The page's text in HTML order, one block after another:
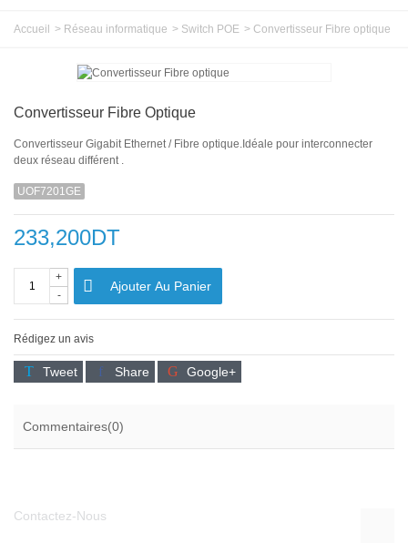
Accueil > Réseau informatique > Switch POE > Convertisseur Fibre optique
Convertisseur Fibre Optique
Convertisseur Gigabit Ethernet / Fibre optique.Idéale pour interconnecter
deux réseau différent .
UOF7201GE
233,200DT
-
+
Ajouter Au Panier
Rédigez un avis
Tweet Share Google+
Commentaires(0)
Contactez-Nous